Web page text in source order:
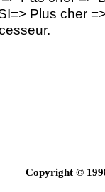
Plus cher
Copyright ©